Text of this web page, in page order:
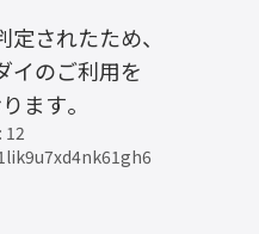
されたため、
イのご利用を
ます。
12